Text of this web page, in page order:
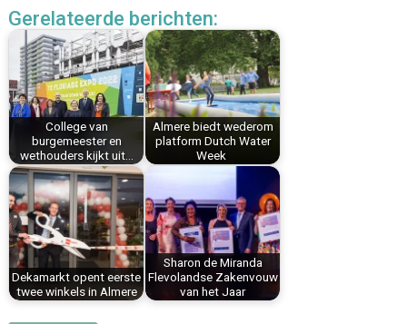
e
b
o
o
k
t
e
r
e
s
t
k
e
d
I
n
i
l
t
s
A
p
p
e
n
Gerelateerde berichten:
College van
burgemeester en
wethouders kijkt uit…
Almere biedt wederom
platform Dutch Water
Week
Dekamarkt opent eerste
twee winkels in Almere
Sharon de Miranda
Flevolandse Zakenvouw
van het Jaar